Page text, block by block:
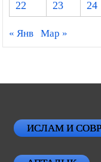
22
23 24
« Янв Мар »